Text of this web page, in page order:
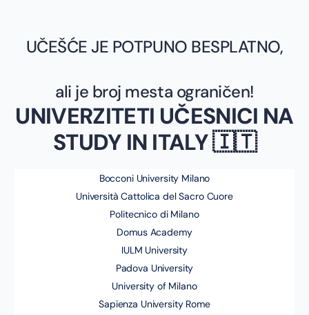
UČEŠĆE JE POTPUNO BESPLATNO,
ali je broj mesta ograničen!
UNIVERZITETI UČESNICI NA
STUDY IN ITALY 🇮🇹
Bocconi University Milano
UniversitàCattolica del Sacro Cuore
Politecnico di Milano
Domus Academy
IULM University
Padova University
University of Milano
Sapienza University Rome